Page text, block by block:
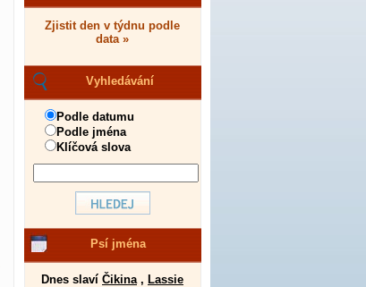
Zjistit den v týdnu podle
data »
Vyhledávání
Podle datumu
Podle jména
Klíčová slova
Psí jména
Dnes slaví Čikina, Lassie